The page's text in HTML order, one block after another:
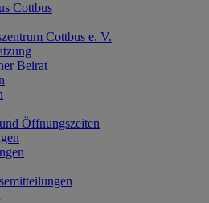
Cottbus
Cottbus e. V.
Beirat
Öffnungszeiten